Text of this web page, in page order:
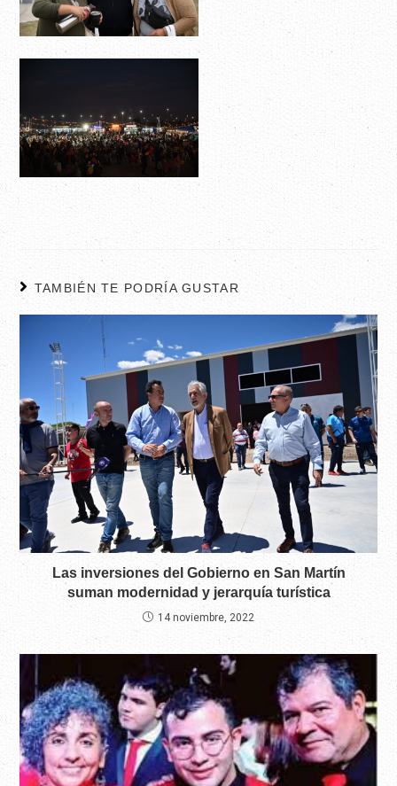
TAMBIÉN TE PODRÍA GUSTAR
Las inversiones del Gobierno en San Martín
suman modernidad y jerarquía turística
14 noviembre, 2022